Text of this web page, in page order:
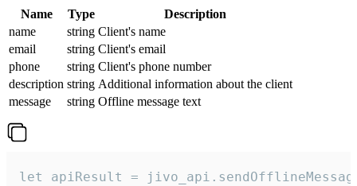
Name Type
Description
name
string Client's name
email
string Client's email
phone
string Client's phone number
description string Additional information about the client
message
string Offline message text
let apiResult =